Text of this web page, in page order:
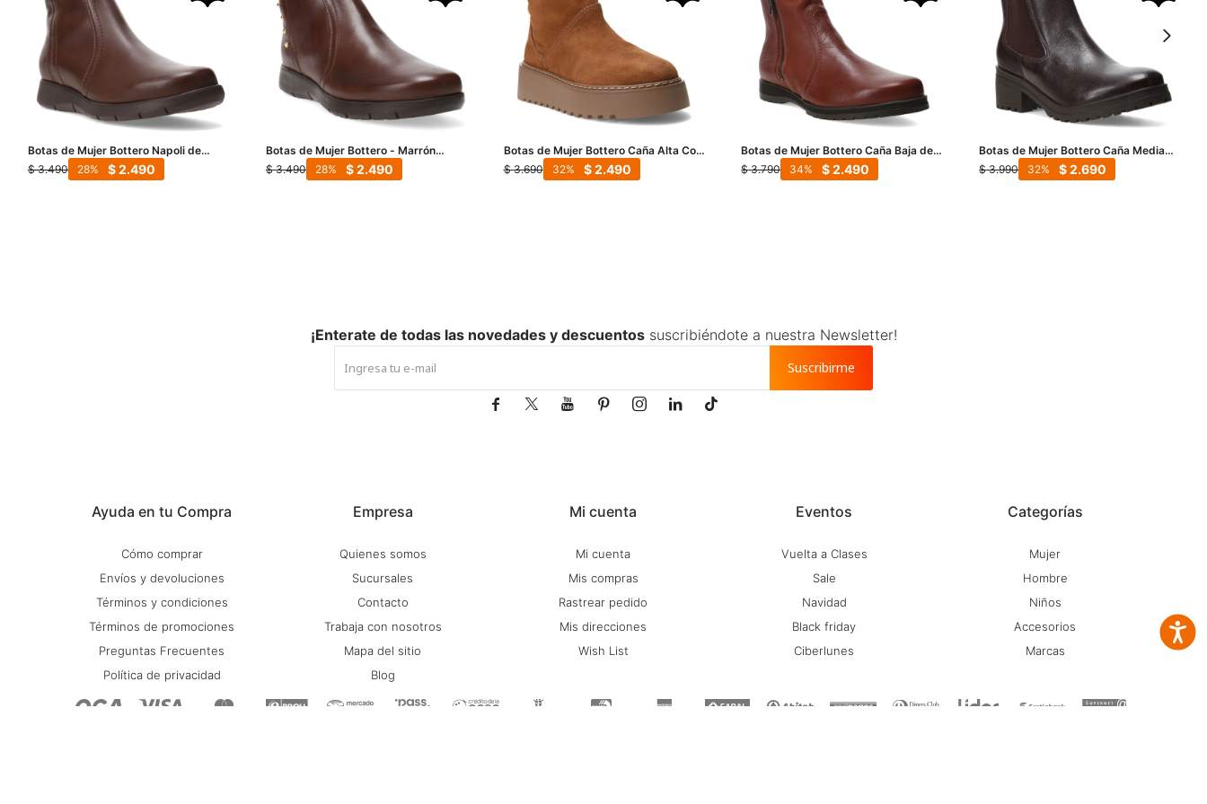
Botas de Mujer Bottero Napoli de
Cuero - Marrón Madera
$ 3.490 $2.490
28
Botas de Mujer Bottero - Marrón
Madera
$ 3.490 $2.490
28
Botas de Mujer Bottero Caña Alta Con
Piel - Marrón Camel
$ 3.690 $ 2.490
32
Botas de Mujer Bottero Caña Baja de
Cuero - Marrón Coñac
$ 3.790 $2.490
34
Botas de Mujer Bottero Caña Media
de Cuero - Marrón
$ 3.990 $2.690
32
Ayuda en tu Compra
Cómo comprar
Envíos y devoluciones
Términos y condiciones
Términos de promociones
Preguntas Frecuentes
Política de privacidad
Empresa
Quienes somos
Sucursales
Contacto
Trabaja con nosotros
Mapa del sitio
Blog
Mi cuenta
Mi cuenta
Mis compras
Rastrear pedido
Mis direcciones
Wish List
Eventos
Vuelta a Clases
Sale
Navidad
Black friday
Ciberlunes
Categorías
Mujer
Hombre
Niños
Accesorios
Marcas
¡Enterate de todas las novedades y descuentossuscribiéndote a nuestra Newsletter!
Suscribirme
      